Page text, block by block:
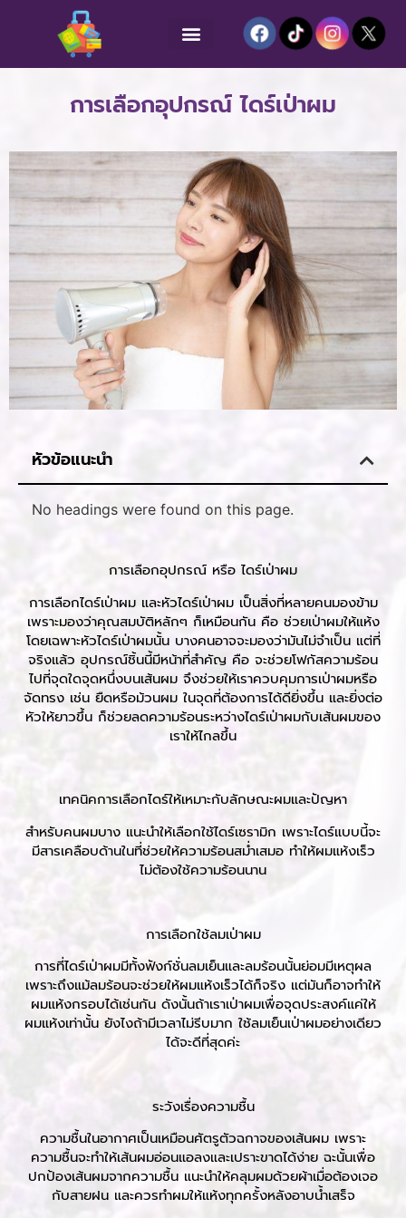
การเลือกอุปกรณ์ ไดร์เป่าผม
หัวข้อแนะนำ
No headings were found on this page.
การเลือกอุปกรณ์ หรือ ไดร์เป่าผม
การเลือกไดร์เป่าผม และหัวไดร์เป่าผม เป็นสิ่งที่หลายคนมองข้าม
เพราะมองว่าคุณสมบัติหลักๆ ก็เหมือนกัน คือ ช่วยเป่าผมให้แห้ง
โดยเฉพาะหัวไดร์เป่าผมนั้น บางคนอาจจะมองว่ามันไม่จำเป็น แต่ที่
จริงแล้ว อุปกรณ์ชิ้นนี้มีหน้าที่สำคัญ คือ จะช่วยโฟกัสความร้อน
ไปที่จุดใดจุดหนึ่งบนเส้นผม จึงช่วยให้เราควบคุมการเป่าผมหรือ
จัดทรง เช่น ยืดหรือม้วนผม ในจุดที่ต้องการได้ดียิ่งขึ้น และยิ่งต่อ
หัวให้ยาวขึ้น ก็ช่วยลดความร้อนระหว่างไดร์เป่าผมกับเส้นผมของ
เราให้ไกลขึ้น
เทคนิคการเลือกไดร์ให้เหมาะกับลักษณะผมและปัญหา
สำหรับคนผมบาง แนะนำให้เลือกใช้ไดร์เซรามิก เพราะไดร์แบบนี้จะ
มีสารเคลือบด้านในที่ช่วยให้ความร้อนสม่ำเสมอ ทำให้ผมแห้งเร็ว
ไม่ต้องใช้ความร้อนนาน
การเลือกใช้ลมเป่าผม
การที่ไดร์เป่าผมมีทั้งฟังก์ชั่นลมเย็นและลมร้อนนั้นย่อมมีเหตุผล
เพราะถึงแม้ลมร้อนจะช่วยให้ผมแห้งเร็วได้ก็จริง แต่มันก็อาจทำให้
ผมแห้งกรอบได้เช่นกัน ดังนั้นถ้าเราเป่าผมเพื่อจุดประสงค์แค่ให้
ผมแห้งเท่านั้น ยังไงถ้ามีเวลาไม่รีบมาก ใช้ลมเย็นเป่าผมอย่างเดียว
ได้จะดีที่สุดค่ะ
ระวังเรื่องความชื้น
ความชื้นในอากาศเป็นเหมือนศัตรูตัวฉกาจของเส้นผม เพราะ
ความชื้นจะทำให้เส้นผมอ่อนแอลงและเปราะขาดได้ง่าย ฉะนั้นเพื่อ
ปกป้องเส้นผมจากความชื้น แนะนำให้คลุมผมด้วยผ้าเมื่อต้องเจอ
กับสายฝน และควรทำผมให้แห้งทุกครั้งหลังอาบน้ำเสร็จ